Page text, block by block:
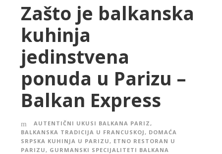
Zašto je balkanska
kuhinja
jedinstvena
ponuda u Parizu –
Balkan Express
AUTENTIČNI UKUSI BALKANA PARIZ,
BALKANSKA TRADICIJA U FRANCUSKOJ, DOMAĆA
SRPSKA KUHINJA U PARIZU, ETNO RESTORAN U
PARIZU, GURMANSKI SPECIJALITETI BALKANA